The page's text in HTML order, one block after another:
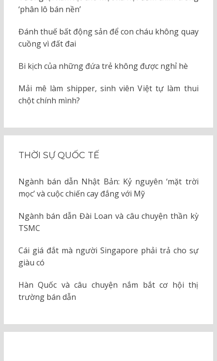
‘phân lô bán nền’
Đánh thuế bất động sản để con cháu không quay
cuồng vì đất đai
Bi kịch của những đứa trẻ không được nghỉ hè
Mải mê làm shipper, sinh viên Việt tự làm thui
chột chính mình?
THỜI SỰ QUỐC TẾ
Ngành bán dẫn Nhật Bản: Kỷ nguyên ‘mặt trời
mọc’ và cuộc chiến cay đắng với Mỹ
Ngành bán dẫn Đài Loan và câu chuyện thần kỳ
TSMC
Cái giá đắt mà người Singapore phải trả cho sự
giàu có
Hàn Quốc và câu chuyện nắm bắt cơ hội thị
trường bán dẫn